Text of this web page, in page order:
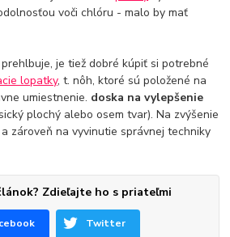
voči chlóru - malo by mať
je tiež dobré kúpiť si potrebné
lopatky, t. nôh, ktoré sú položené na
umiestnenie. doska na vylepšenie
plochý alebo osem tvar). Na zvýšenie
zároveň na vyvinutie správnej techniky
Zdieľajte ho s priateľmi
Twitter